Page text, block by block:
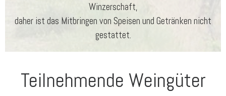
Winzerschaft,
daher ist das Mitbringen von Speisen und Getränken nicht
gestattet.
Teilnehmende Weingüter